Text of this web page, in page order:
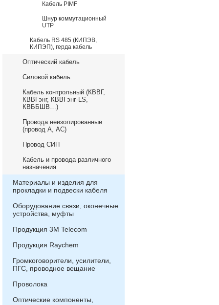
Кабель PIMF
Шнур коммутационный
UTP
Кабель RS 485 (КИПЭВ,
КИПЭП), герда кабель
Оптический кабель
Силовой кабель
Кабель контрольный (КВВГ,
КВВГэнг, КВВГэнг-LS,
КВББШВ…)
Провода неизолированные
(провод А, АС)
Провод СИП
Кабель и провода различного
назначения
Материалы и изделия для
прокладки и подвески кабеля
Оборудование связи, оконечные
устройства, муфты
Продукция 3М Telecom
Продукция Raychem
Громкоговорители, усилители,
ПГС, проводное вещание
Проволока
Оптические компоненты,